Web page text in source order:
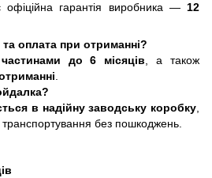
офіційна гарантія виробника — 12
оплата при отриманні?
до 6 місяців, а також
.
в надійну заводську коробку,
без пошкоджень.